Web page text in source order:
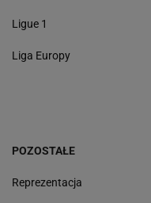
Ligue 1
Liga Europy
POZOSTAŁE
Reprezentacja